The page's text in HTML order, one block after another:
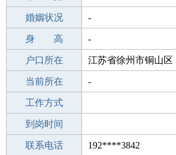
出生年月 1983-08-19
婚姻状况 -
学 历 成人教育
身 高 -
毕业学校 成人教育
户口所在 江苏省徐州市铜山区
所学专业 -
当前所在 -
工作经验
工作方式
驾 照
到岗时间
期望月薪
联系电话 192****3842